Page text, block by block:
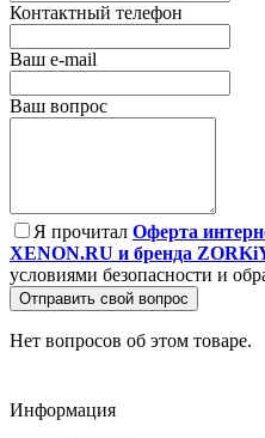
Контактный телефон
Ваш e-mail
Ваш вопрос
Я прочитал Оферта
XENON.RU и бренда
условиями безопасности и
Отправить свой вопрос
Нет вопросов об этом товаре.
Информация